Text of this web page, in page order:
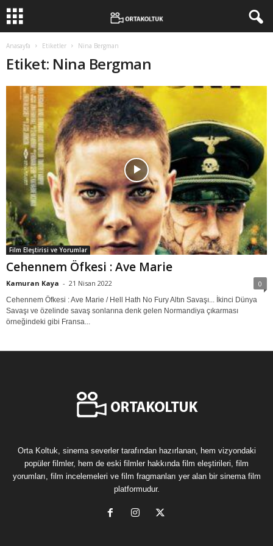
Anasayfa Etiketler Nina Bergman
Etiket: Nina Bergman
Film Eleştirisi ve Yorumlar
Cehennem Öfkesi : Ave Marie
Kamuran Kaya - 21 Nisan 2022 0
Cehennem Öfkesi : Ave Marie / Hell Hath No Fury Altın Savaşı... İkinci Dünya
Savaşı ve özelinde savaş sonlarına denk gelen Normandiya çıkarması
örneğindeki gibi Fransa...
Orta Koltuk, sinema severler tarafından hazırlanan, hem vizyondaki
popüler filmler, hem de eski filmler hakkında film eleştirileri, film
yorumları, film incelemeleri ve film fragmanları yer alan bir sinema film
platformudur.